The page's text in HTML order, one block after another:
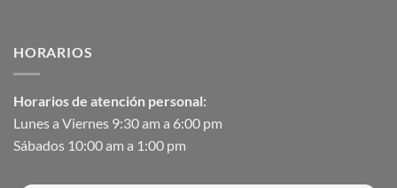
HORARIOS
Horarios de atención personal:
Lunes a Viernes 9:30 am a 6:00 pm
Sábados 10:00 am a 1:00 pm